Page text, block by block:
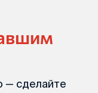
— сделайте